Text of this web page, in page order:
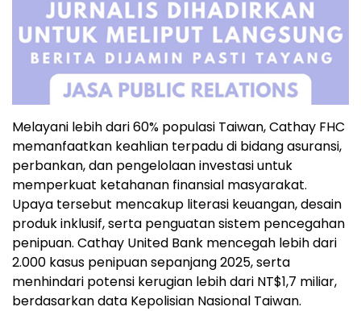
Melayani lebih dari 60% populasi Taiwan, Cathay FHC
memanfaatkan keahlian terpadu di bidang asuransi,
perbankan, dan pengelolaan investasi untuk
memperkuat ketahanan finansial masyarakat.
Upaya tersebut mencakup literasi keuangan, desain
produk inklusif, serta penguatan sistem pencegahan
penipuan. Cathay United Bank mencegah lebih dari
2.000 kasus penipuan sepanjang 2025, serta
menhindari potensi kerugian lebih dari NT$1,7 miliar,
berdasarkan data Kepolisian Nasional Taiwan.